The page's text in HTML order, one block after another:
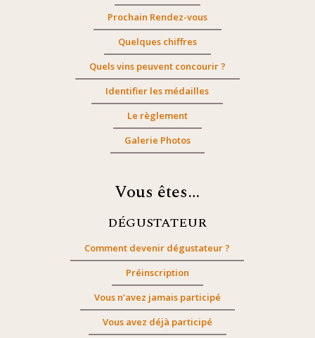
Prochain Rendez-vous
Quelques chiffres
Quels vins peuvent concourir ?
Identifier les médailles
Le règlement
Galerie Photos
Vous êtes…
DÉGUSTATEUR
Comment devenir dégustateur ?
Préinscription
Vous n’avez jamais participé
Vous avez déjà participé